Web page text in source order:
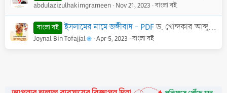
abdulazizulhakimgrameen Nov 21, 2023 বাংলা বই
বাংলা বই ইসলামের নামে জঙ্গীবাদ - PDFড. খোন্দকার আব্দুল্লাহ জাহাঙ্গীর
Joynal Bin Tofajjal Apr 5, 2023 বাংলা বই